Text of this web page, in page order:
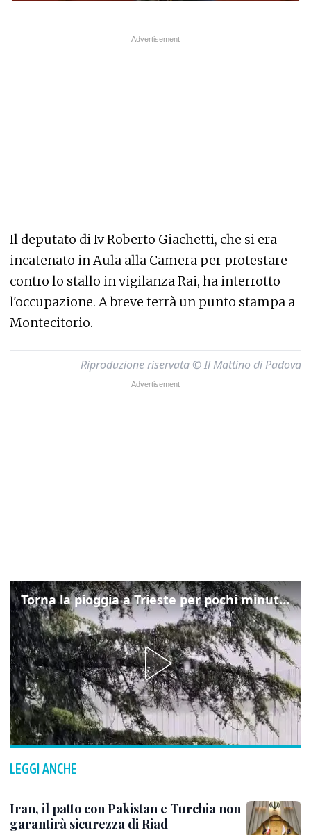
Il deputato di Iv Roberto Giachetti, che si era
incatenato in Aula alla Camera per protestare
contro lo stallo in vigilanza Rai, ha interrotto
l'occupazione. A breve terrà un punto stampa a
Montecitorio.
Riproduzione riservata © Il Mattino di Padova
Torna la pioggia a Trieste per pochi minuti: ma il caldo non molla
LEGGI ANCHE
Iran, il patto con Pakistan e Turchia non
garantirà sicurezza di Riad